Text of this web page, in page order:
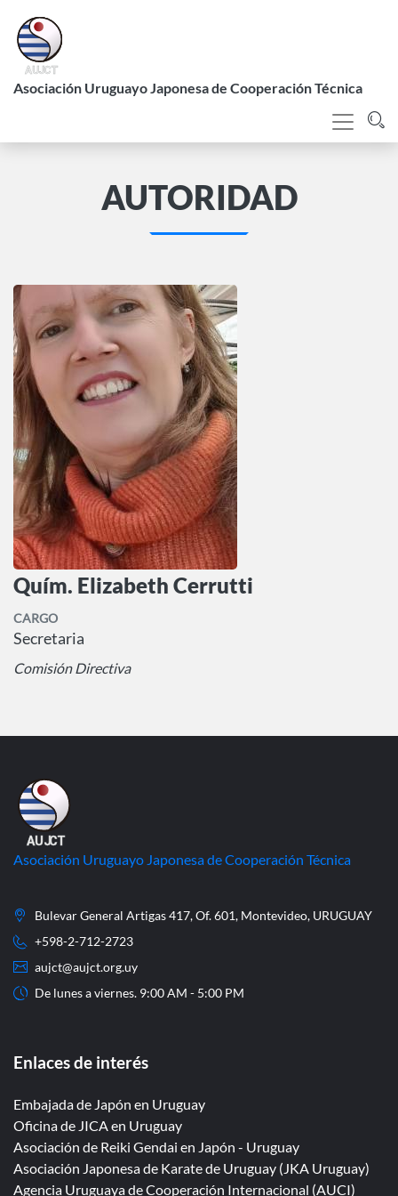
contenido
principal
Asociación Uruguayo Japonesa de Cooperación Técnica
AUTORIDAD
Quím. Elizabeth Cerrutti
CARGO
Secretaria
Comisión Directiva
Asociación Uruguayo Japonesa de Cooperación Técnica
Bulevar General Artigas 417, Of. 601, Montevideo, URUGUAY
+598-2-712-2723
aujct@aujct.org.uy
De lunes a viernes. 9:00 AM - 5:00 PM
Enlaces de interés
Embajada de Japón en Uruguay
Oficina de JICA en Uruguay
Asociación de Reiki Gendai en Japón - Uruguay
Asociación Japonesa de Karate de Uruguay (JKA Uruguay)
Agencia Uruguaya de Cooperación Internacional (AUCI)